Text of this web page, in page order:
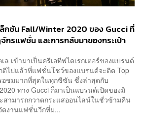
ล็กชัน Fall/Winter 2020 ของ Gucci ที่
กรแฟชั่น และการกลับมาของกระเป๋า
ล เข้ามาเป็นครีเอทีฟไดเรกเตอร์ของแบรนด์
ติไปแล้วที่แฟชั่นโชว์ของแบรนด์จะติด Top
อชมมากที่สุดในทุกซีซัน ซึ่งล่าสุดกับ
ทาง Gucci ก็มาเป็นแบรนด์เปิดของมิ
ามารถกวาดกระแสออนไลน์ในชั่วข้ามคืน
ดงานแฟชั่นวีกที่ม...